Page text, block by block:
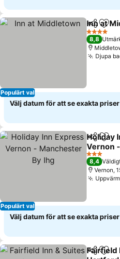
Populärt val
Dela
Inn at
4 Stjärnor
8,8
Djupa
Välj datum för att se exakta priser
Populärt val
Dela
Holiday
Vernon
Ihg
3 Stjärnor
8,4
Vernon,
Välj datum för att se exakta priser
Dela
Fairfield